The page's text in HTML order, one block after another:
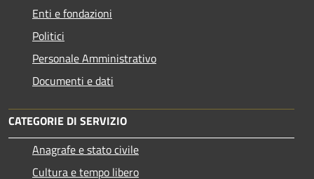
Enti e fondazioni
Politici
Personale Amministrativo
Documenti e dati
CATEGORIE DI SERVIZIO
Anagrafe e stato civile
Cultura e tempo libero